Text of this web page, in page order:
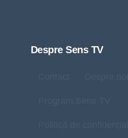
Despre Sens TV